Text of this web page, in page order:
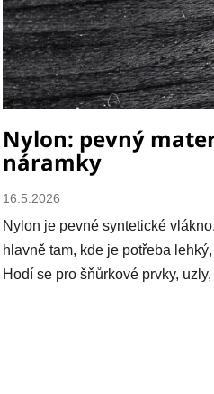
Nylon: pevný
náramky
16.5.2026
Nylon je pevné syntetické
hlavně tam, kde je potřeba
Hodí se pro šňůrkové prvky,